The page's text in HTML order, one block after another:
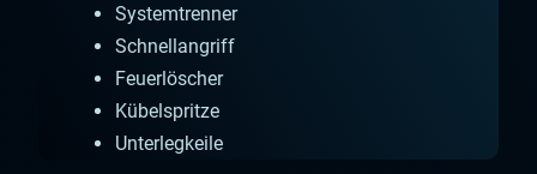
Systemtrenner
Schnellangriff
Feuerlöscher
Kübelspritze
Unterlegkeile